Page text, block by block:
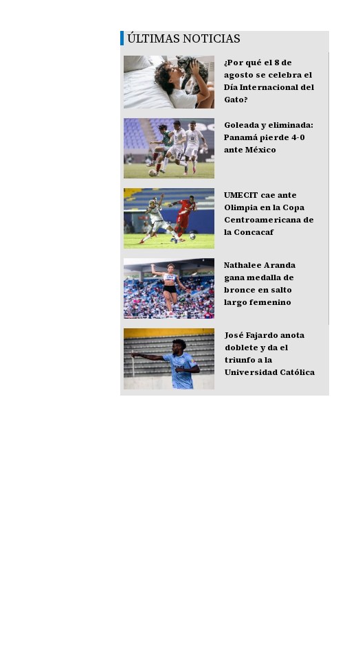
ÚLTIMAS NOTICIAS
¿Por qué el 8 de
agosto se celebra el
Día Internacional del
Gato?
Goleada y eliminada:
Panamá pierde 4-0
ante México
UMECIT cae ante
Olimpia en la Copa
Centroamericana de
la Concacaf
Nathalee Aranda
gana medalla de
bronce en salto
largo femenino
José Fajardo anota
doblete y da el
triunfo a la
Universidad Católica